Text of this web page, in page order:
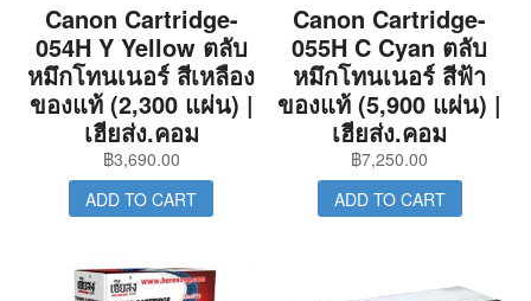
Canon Cartridge-
054H Y Yellow ตลับ
หมึกโทนเนอร์ สีเหลือง
ของแท้ (2,300 แผ่น) |
เฮียส่ง.คอม
฿3,690.00
ADD TO CART
Canon Cartridge-
055H C Cyan ตลับ
หมึกโทนเนอร์ สีฟ้า
ของแท้ (5,900 แผ่น) |
เฮียส่ง.คอม
฿7,250.00
ADD TO CART